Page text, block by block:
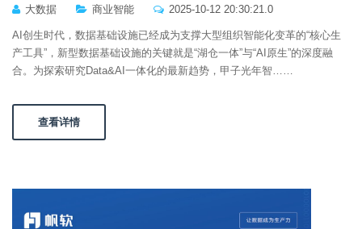
大数据
商业智能 2025-10-12 20:30:21.0
AI创生时代，数据基础设施已经成为支撑大型组织智能化变革的“核心生
产工具”，新型数据基础设施的关键就是“湖仓一体”与“AI原生”的深度融
合。为探索研究Data&AI一体化的最新趋势，甲子光年智……
查看详情